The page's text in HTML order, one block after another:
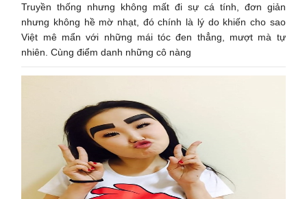
Truyền thống nhưng không mất đi sự cá tính, đơn giản
nhưng không hề mờ nhạt, đó chính là lý do khiến cho sao
Việt mê mẩn với những mái tóc đen thẳng, mượt mà tự
nhiên. Cùng điểm danh những cô nàng